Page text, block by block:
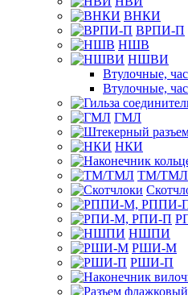
ВНКИ
ВРПИ-П
НШВ
НШВИ
Втулочные,
Втулочные,
ГМЛ
НКИ
ТМ/ТМЛ
НШПИ
РШИ-М
РШИ-П